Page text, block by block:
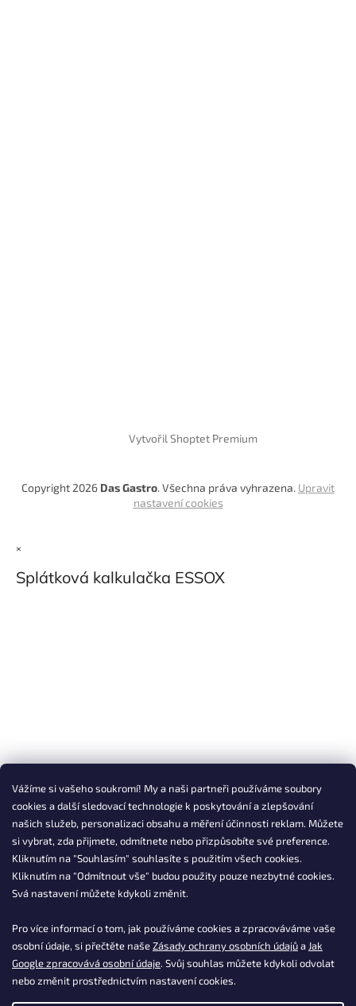
Vážíme si vašeho soukromí! My a naši partneři používáme soubory
cookies a další sledovací technologie k poskytování a zlepšování
našich služeb, personalizaci obsahu a měření účinnosti reklam. Můžete
si vybrat, zda přijmete, odmítnete nebo přizpůsobíte své preference.
Kliknutím na "Souhlasím" souhlasíte s použitím všech cookies.
Kliknutím na "Odmítnout vše" budou použity pouze nezbytné cookies.
Svá nastavení můžete kdykoli změnit.
Pro více informací o tom, jak používáme cookies a zpracováváme vaše
osobní údaje, si přečtěte našeZásady ochrany osobních údajůa Jak
Google zpracovává osobní údaje. Svůj souhlas můžete kdykoli odvolat
nebo změnit prostřednictvím nastavení cookies.
Vytvořil Shoptet Premium
Copyright 2026 Das Gastro. Všechna práva vyhrazena. Upravit
nastavení cookies
×
Splátková kalkulačka ESSOX